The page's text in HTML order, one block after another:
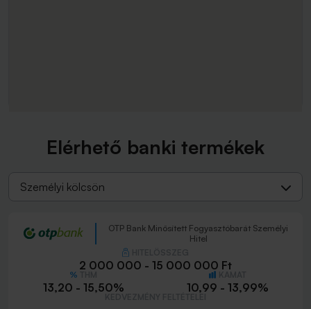
Elérhető banki termékek
Személyi kölcsön
OTP Bank Minősített Fogyasztóbarát Személyi
Hitel
2 000 000 - 15 000 000 Ft
13,20 - 15,50% 10,99 - 13,99%